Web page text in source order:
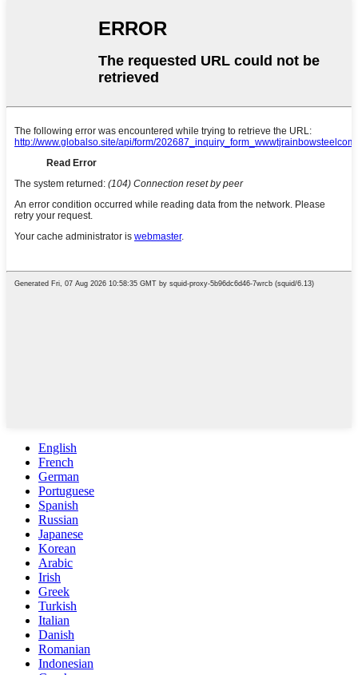
English
French
German
Portuguese
Spanish
Russian
Japanese
Korean
Arabic
Irish
Greek
Turkish
Italian
Danish
Romanian
Indonesian